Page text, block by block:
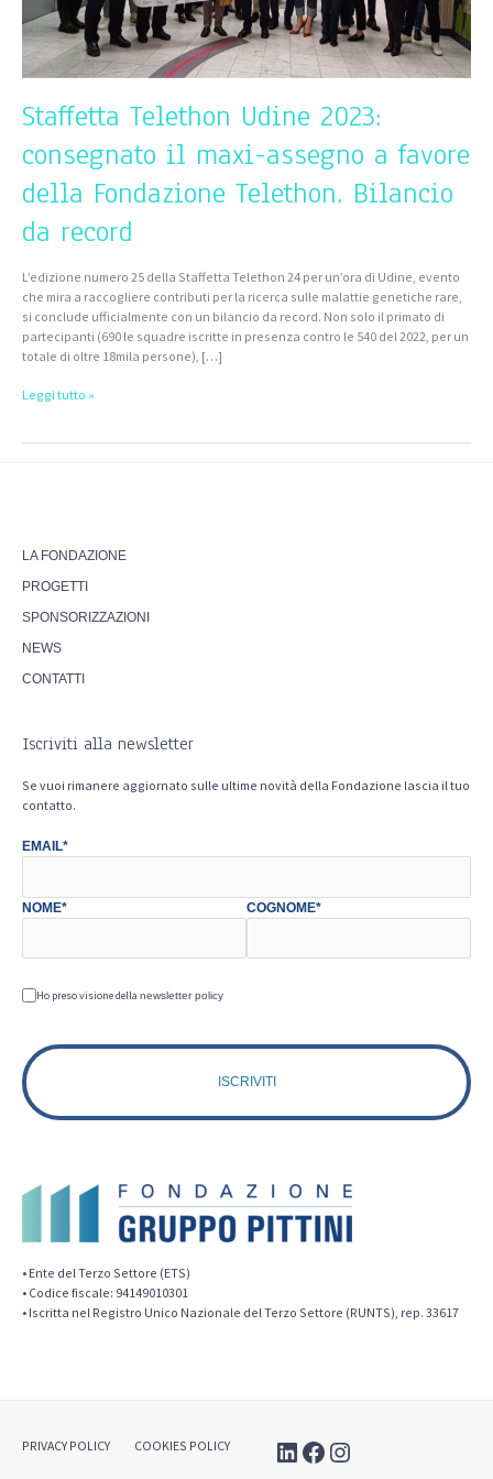
Staffetta Telethon Udine 2023:
consegnato il maxi-assegno a favore
della Fondazione Telethon. Bilancio
da record
L’edizione numero 25 della Staffetta Telethon 24 per un’ora di Udine, evento
che mira a raccogliere contributi per la ricerca sulle malattie genetiche rare,
si conclude ufficialmente con un bilancio da record. Non solo il primato di
partecipanti (690 le squadre iscritte in presenza contro le 540 del 2022, per un
totale di oltre 18mila persone), […]
Fondazione
Telethon.
Bilancio
record
Leggi tutto »
LA FONDAZIONE
PROGETTI
SPONSORIZZAZIONI
NEWS
CONTATTI
Iscriviti alla newsletter
Se vuoi rimanere aggiornato sulle ultime novità della Fondazione lascia il tuo
contatto.
EMAIL*
NOME* COGNOME*
Ho preso visione della newsletter policy
• Ente del Terzo Settore (ETS)
• Codice fiscale: 94149010301
• Iscritta nel Registro Unico Nazionale del Terzo Settore (RUNTS), rep. 33617
PRIVACY POLICY COOKIES POLICY LinkedIn
Facebook
Instagram